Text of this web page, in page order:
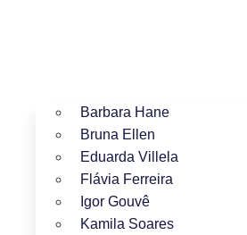
Barbara Hane
Bruna Ellen
Eduarda Villela
Flávia Ferreira
Igor Gouvê
Kamila Soares